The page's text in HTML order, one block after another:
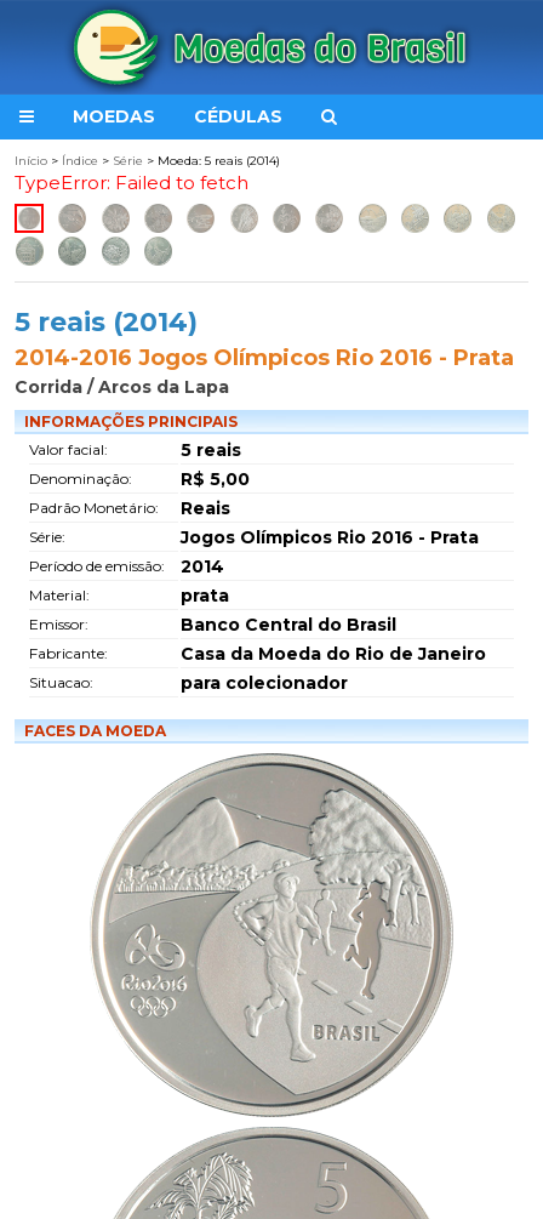
MOEDAS CÉDULAS
Início > Índice > Série > Moeda: 5 reais (2014)
TypeError: Failed to fetch
5 reais (2014)
2014-2016 Jogos Olímpicos Rio 2016 - Prata
Corrida / Arcos da Lapa
INFORMAÇÕES PRINCIPAIS
Valor facial:
5 reais
Denominação: R$ 5,00
Padrão Monetário: Reais
Série: Jogos Olímpicos Rio 2016 - Prata
Período de emissão: 2014
Material: prata
Emissor: Banco Central do Brasil
Fabricante: Casa da Moeda do Rio de Janeiro
Situacao: para colecionador
FACES DA MOEDA